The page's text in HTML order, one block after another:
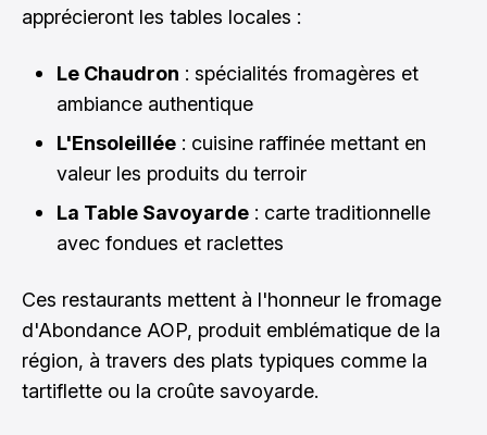
apprécieront les tables locales :
Le Chaudron : spécialités fromagères et
ambiance authentique
L'Ensoleillée : cuisine raffinée mettant en
valeur les produits du terroir
La Table Savoyarde : carte traditionnelle
avec fondues et raclettes
Ces restaurants mettent à l'honneur le fromage
d'Abondance AOP, produit emblématique de la
région, à travers des plats typiques comme la
tartiflette ou la croûte savoyarde.